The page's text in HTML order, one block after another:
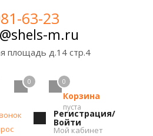
63-23
m.ru
площадь д.14 стр.4
0
Корзина
пуста
0
Регистрация/
Войти
Мой кабинет